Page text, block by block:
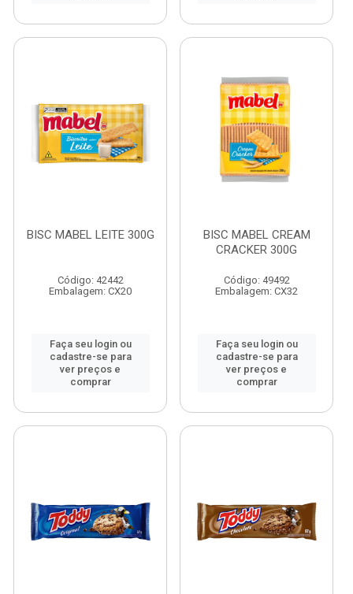
BISC MABEL LEITE 300G
Código: 42442
Embalagem: CX20
Faça seu login ou
cadastre-se para
ver preços e
comprar
BISC MABEL CREAM
CRACKER 300G
Código: 49492
Embalagem: CX32
Faça seu login ou
cadastre-se para
ver preços e
comprar